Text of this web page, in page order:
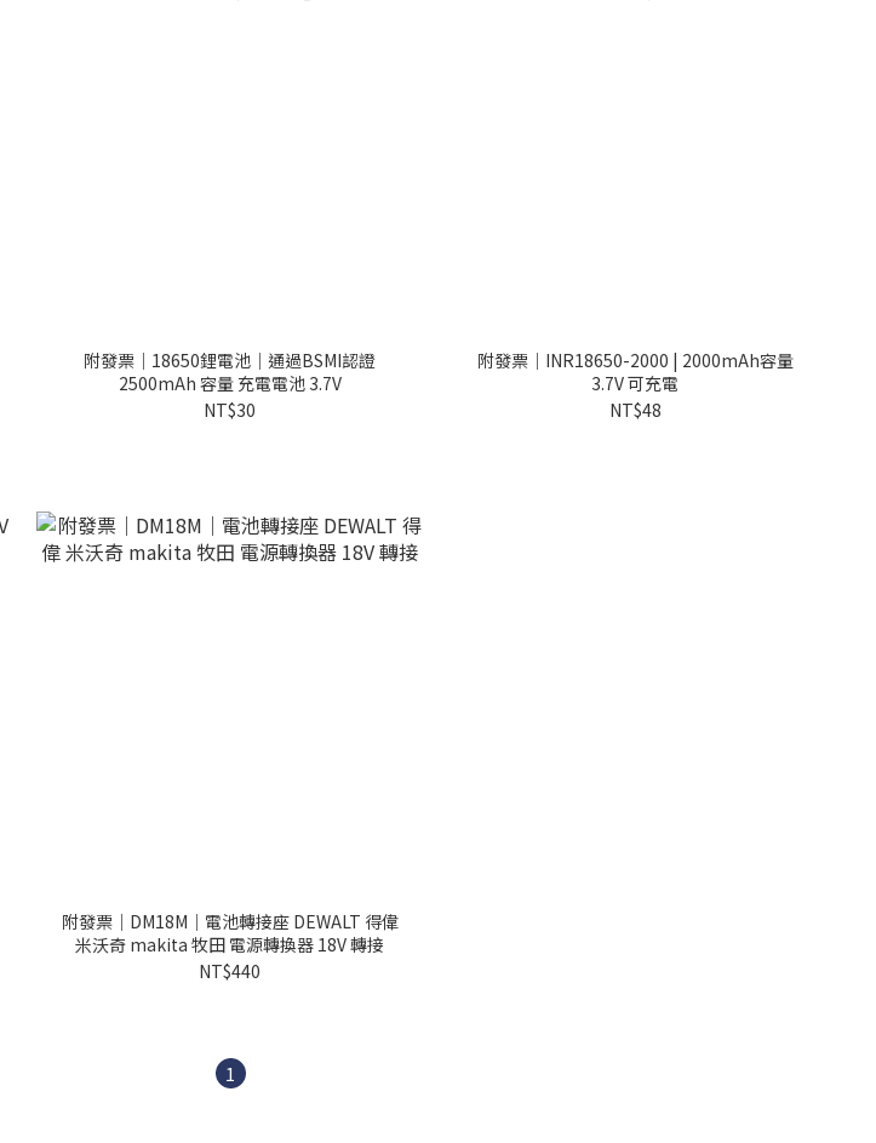
附發票｜18650鋰電池｜通過BSMI認證
2500mAh 容量 充電電池 3.7V
NT$30
附發票｜INR18650-2000 | 2000mAh容量
3.7V 可充電
NT$48
附發票｜DM18M｜電池轉接座 DEWALT 得偉
米沃奇 makita 牧田 電源轉換器 18V 轉接
NT$440
1